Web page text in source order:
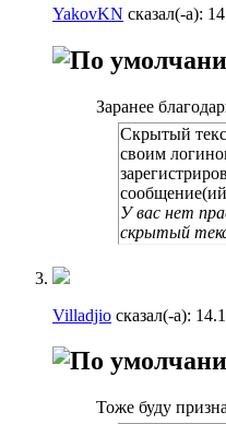
YakovKN сказал(-а):
Заранее
Скрытый
своим
У вас нет
скрытый
Villadjio сказал(-а):
Тоже буду